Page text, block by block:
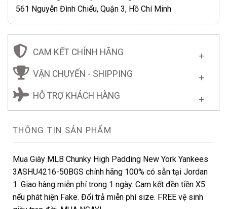
561 Nguyễn Đình Chiểu, Quận 3, Hồ Chí Minh
CAM KẾT CHÍNH HÃNG
VẬN CHUYỂN - SHIPPING
HỖ TRỢ KHÁCH HÀNG
THÔNG TIN SẢN PHẨM
Mua Giày MLB Chunky High Padding New York Yankees
3ASHU4216-50BGS chính hãng 100% có sẵn tại Jordan
1. Giao hàng miễn phí trong 1 ngày. Cam kết đền tiền X5
nếu phát hiện Fake. Đổi trả miễn phí size. FREE vệ sinh